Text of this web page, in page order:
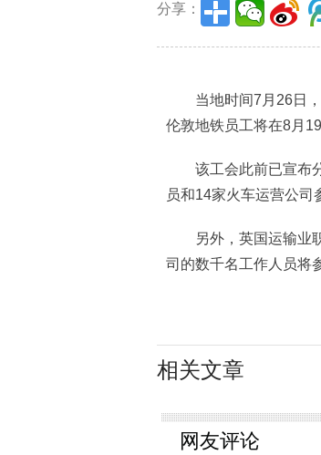
分享：
当地时间7月26日，
伦敦地铁员工将在8月
该工会此前已宣布分
员和14家火车运营公司
另外，英国运输业职
司的数千名工作人员将
相关文章